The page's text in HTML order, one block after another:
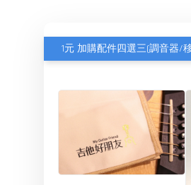
1元 加購配件四選三(調音器/